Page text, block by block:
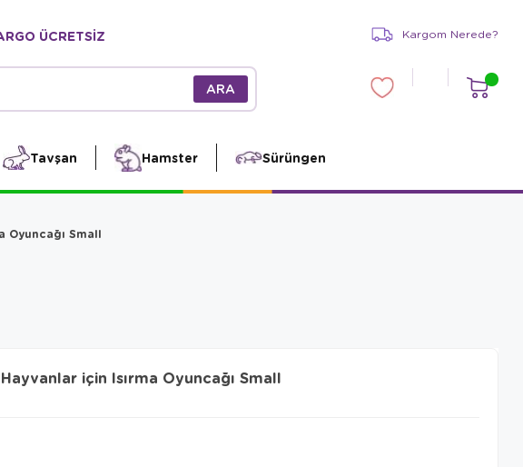
ÜCRETSİZ Kargom Nerede?
Tavşan Hamster Sürüngen
Oyuncağı Small
için Isırma Oyuncağı Small